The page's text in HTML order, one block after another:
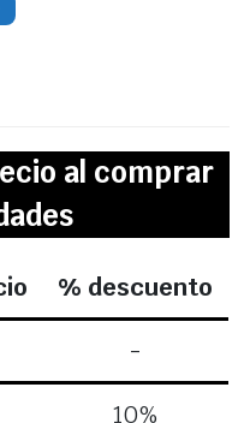
al comprar
% descuento
-
10%